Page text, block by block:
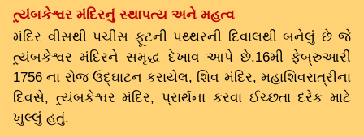
ત્ર્યંબકેશ્વર મંદિરનું સ્થાપત્ય અને મહત્વ
મંદિર વીસથી પચીસ ફૂટની પથ્થરની દિવાલથી બનેલું છે જે
ત્ર્યંબકેશ્વર મંદિરને સમૃદ્ધ દેખાવ આપે છે.16મી ફેબ્રુઆરી
1756 ના રોજ ઉદ્ઘાટન કરાયેલ, શિવ મંદિર, મહાશિવરાત્રીના
દિવસે, ત્ર્યંબકેશ્વર મંદિર, પ્રાર્થના કરવા ઈચ્છતા દરેક માટે
ખુલ્લું હતું.